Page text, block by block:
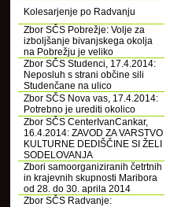
Kolesarjenje po Radvanju
Zbor SČS Pobrežje: Volje za
izboljšanje bivanjskega okolja
na Pobrežju je veliko
Zbor SČS Studenci, 17.4.2014:
Neposluh s strani občine sili
Studenčane na ulico
Zbor SČS Nova vas, 17.4.2014:
Potrebno je urediti okolico
Zbor SČS CenterIvanCankar,
16.4.2014: ZAVOD ZA VARSTVO
KULTURNE DEDIŠČINE SI ŽELI
SODELOVANJA
Zbori samoorganiziranih četrtnih
in krajevnih skupnosti Maribora
od 28. do 30. aprila 2014
Zbor SČS Radvanje: